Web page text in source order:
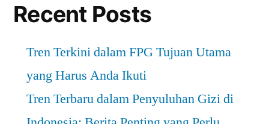
Recent Posts
Tren Terkini dalam FPG Tujuan Utama
yang Harus Anda Ikuti
Tren Terbaru dalam Penyuluhan Gizi di